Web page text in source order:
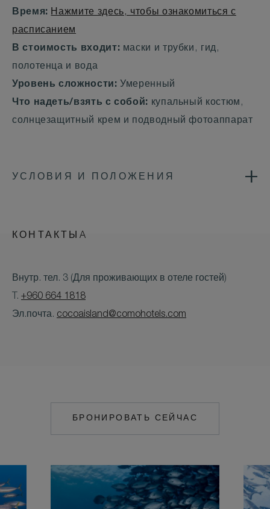
Время: Нажмите здесь, чтобы ознакомиться с
расписанием
В стоимость входит: маски и трубки, гид,
полотенца и вода
Уровень сложности: Умеренный
Что надеть/взять с собой: купальный костюм,
солнцезащитный крем и подводный фотоаппарат
УСЛОВИЯ И ПОЛОЖЕНИЯ
КОНТАКТЫA
Внутр. тел. 3 (Для проживающих в отеле гостей)
T. +960 664 1818
Эл.почта. cocoaisland@comohotels.com
БРОНИРОВАТЬ СЕЙЧАС